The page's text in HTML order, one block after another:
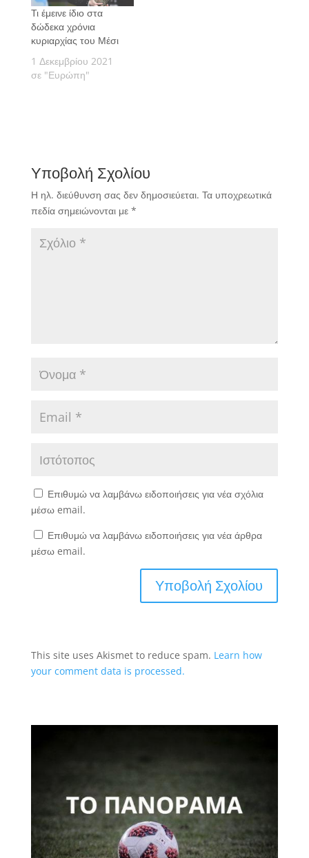
Τι έμεινε ίδιο στα
δώδεκα χρόνια
κυριαρχίας του Μέσι
1 Δεκεμβρίου 2021
σε "Ευρώπη"
Υποβολή Σχολίου
Η ηλ. διεύθυνση σας δεν δημοσιεύεται. Τα υποχρεωτικά
πεδία σημειώνονται με *
Επιθυμώ να λαμβάνω ειδοποιήσεις για νέα σχόλια
μέσω email.
Επιθυμώ να λαμβάνω ειδοποιήσεις για νέα άρθρα
μέσω email.
This site uses Akismet to reduce spam. Learn how
your comment data is processed.